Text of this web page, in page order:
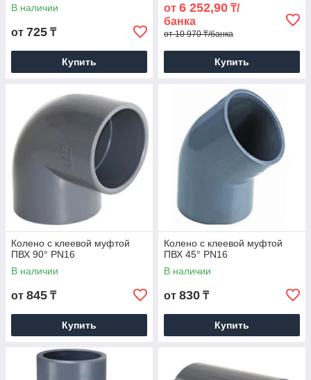
В наличии
от 725 ₸
Купить
от 6 252,90 ₸/
банка
от 10 970 ₸/банка
Купить
Колено с клеевой муфтой
ПВХ 90° PN16
В наличии
от 845 ₸
Купить
Колено с клеевой муфтой
ПВХ 45° PN16
В наличии
от 830 ₸
Купить